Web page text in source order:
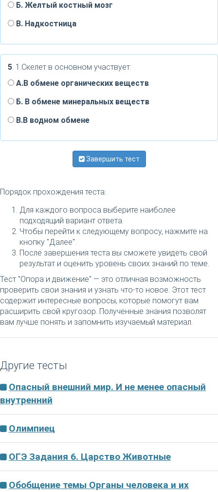
Б. Желтый костный мозг
В. Надкостница
5. 1.Скелет в основном участвует:
А.В обмене органических веществ
Б. В обмене минеральных веществ
В.В водном обмене
Завершить тест
Порядок прохождения теста:
Для каждого вопроса выберите наиболее
подходящий вариант ответа.
Чтобы перейти к следующему вопросу, нажмите на
кнопку "Далее".
После завершения теста вы сможете увидеть свой
результат и оценить уровень своих знаний по теме.
Тест "Опора и движение" — это отличная возможность
проверить свои знания и узнать что-то новое. Этот тест
содержит интересные вопросы, которые помогут вам
расширить свой кругозор. Полученные знания позволят
вам лучше понять и запомнить изучаемый материал.
Другие тесты
Опасный внешний мир. И не менее опасный
внутренний
Олимпиец
ОГЭ Задания 6. Цар­ство Животные
Обобщение темы Органы человека и их